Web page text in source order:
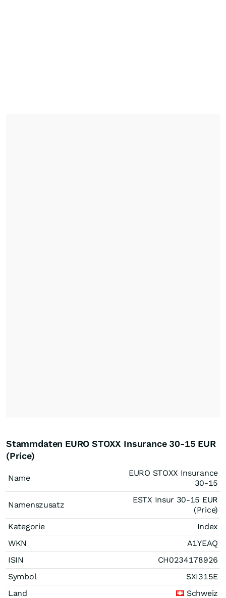
Stammdaten EURO STOXX Insurance 30-15 EUR
(Price)
Name
EURO STOXX Insurance
30-15
Namenszusatz
ESTX Insur 30-15 EUR
(Price)
Kategorie
Index
WKN
A1YEAQ
ISIN
CH0234178926
Symbol
SXI315E
Land
Schweiz